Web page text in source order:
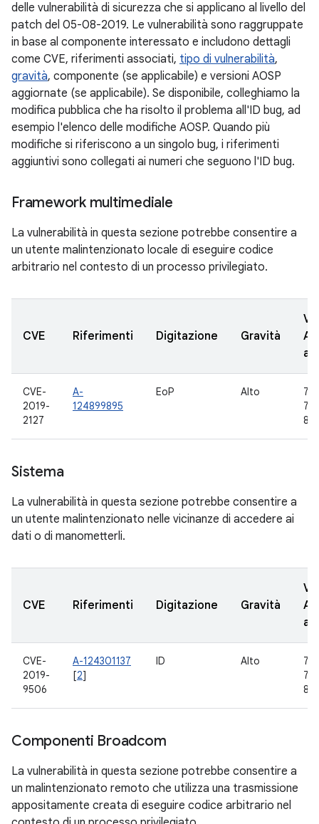
delle vulnerabilità di sicurezza che si applicano al livello del
patch del 05-08-2019. Le vulnerabilità sono raggruppate
in base al componente interessato e includono dettagli
come CVE, riferimenti associati, tipo di vulnerabilità,
gravità, componente (se applicabile) e versioni AOSP
aggiornate (se applicabile). Se disponibile, colleghiamo la
modifica pubblica che ha risolto il problema all'ID bug, ad
esempio l'elenco delle modifiche AOSP. Quando più
modifiche si riferiscono a un singolo bug, i riferimenti
aggiuntivi sono collegati ai numeri che seguono l'ID bug.
Framework multimediale
La vulnerabilità in questa sezione potrebbe consentire a
un utente malintenzionato locale di eseguire codice
arbitrario nel contesto di un processo privilegiato.
CVE Riferimenti Digitazione Gravità
CVE-
2019-
2127
A-
124899895
EoP Alto
Sistema
La vulnerabilità in questa sezione potrebbe consentire a
un utente malintenzionato nelle vicinanze di accedere ai
dati o di manometterli.
CVE Riferimenti Digitazione Gravità
CVE-
2019-
9506
A-124301137
[2]
ID Alto
Componenti Broadcom
La vulnerabilità in questa sezione potrebbe consentire a
un malintenzionato remoto che utilizza una trasmissione
appositamente creata di eseguire codice arbitrario nel